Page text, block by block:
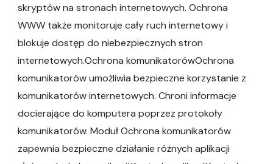
skryptów na stronach internetowych. Ochrona
WWW także monitoruje cały ruch internetowy i
blokuje dostęp do niebezpiecznych stron
internetowych.Ochrona komunikatorówOchrona
komunikatorów umożliwia bezpieczne korzystanie z
komunikatorów internetowych. Chroni informacje
docierające do komputera poprzez protokoły
komunikatorów. Moduł Ochrona komunikatorów
zapewnia bezpieczne działanie różnych aplikacji